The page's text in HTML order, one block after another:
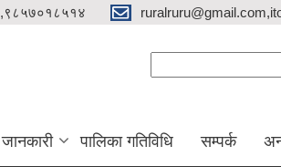
पालिका गतिविधि सम्पर्क